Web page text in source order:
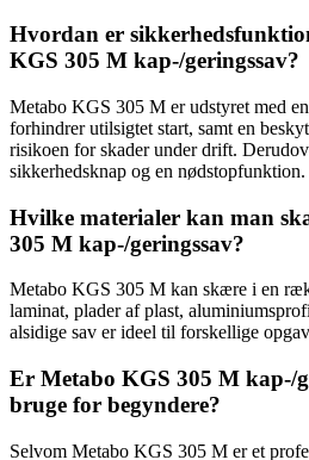
Hvordan er
KGS 305 M kap-/geringssav?
Metabo KGS 305 M er udstyret med
forhindrer utilsigtet start, samt en
risikoen for skader under drift.
sikkerhedsknap og en nødstopfunktion.
Hvilke materialer kan man
305 M kap-/geringssav?
Metabo KGS 305 M kan skære i en
laminat, plader af plast,
alsidige sav er ideel til forskellige
Er Metabo KGS 305 M kap-/
bruge for begyndere?
Selvom Metabo KGS 305 M er et